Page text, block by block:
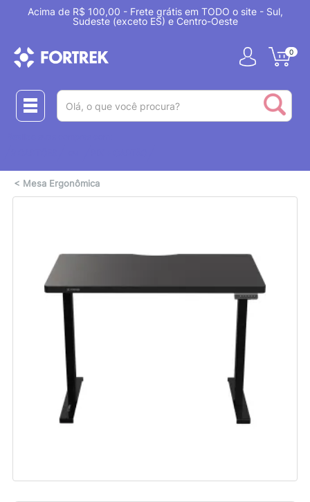
Acima de R$ 100,00 - Frete grátis em TODO o site - Sul,
Sudeste (exceto ES) e Centro-Oeste
0
< Mesa Ergonômica